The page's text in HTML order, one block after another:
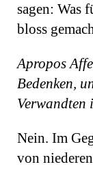
sagen: Was
bloss
Apropos
Bedenken,
Verwandten
Nein. Im
von